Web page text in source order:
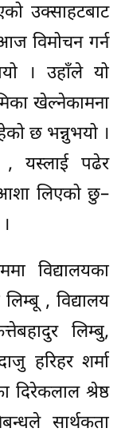
उक्साहटबाट
विमोचन गर्न
। उहाँले यो
खेल्नेकामना
छ भन्नुभयो ।
यस्लाई पढेर
आशा लिएको छु–
विद्यालयका
लिम्बू , विद्यालय
लिम्बु,
हरिहर शर्मा
श्रेष्ठ
सार्थकता